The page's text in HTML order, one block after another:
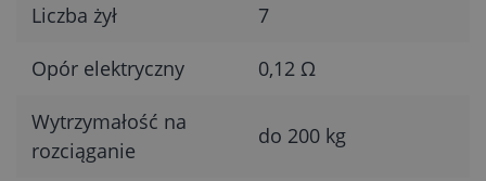
Liczba żył 7
Opór elektryczny 0,12 Ω
Wytrzymałość na
rozciąganie
do 200 kg